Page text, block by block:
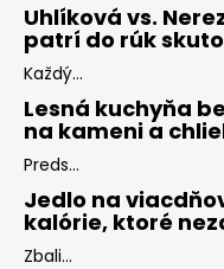
Uhlíková vs.
patrí do rúk
Každý...
Lesná kuchyňa
na kameni a
Preds...
Jedlo na
kalórie, ktoré
Zbali...